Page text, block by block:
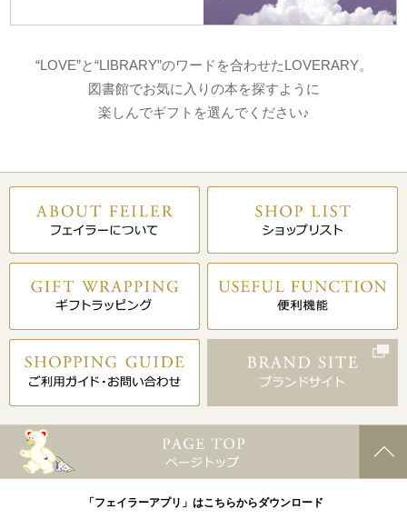
“LOVE”と“LIBRARY”のワードを合わせたLOVERARY。
図書館でお気に入りの本を探すように
楽しんでギフトを選んでください♪
「フェイラーアプリ」はこちらからダウンロード